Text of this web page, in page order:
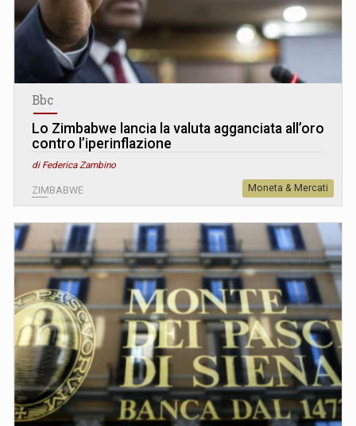
Bbc
Lo Zimbabwe lancia la valuta agganciata all’oro
contro l’iperinflazione
di Federica Zambino
ZIMBABWE Moneta & Mercati